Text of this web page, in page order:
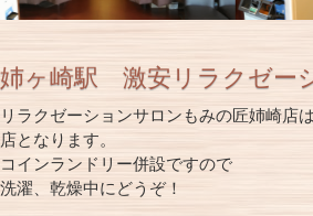
姉ヶ崎駅 激安リラクゼー
リラクゼーションサロンもみの匠姉崎店
店となります。
コインランドリー併設ですので
洗濯、乾燥中にどうぞ！